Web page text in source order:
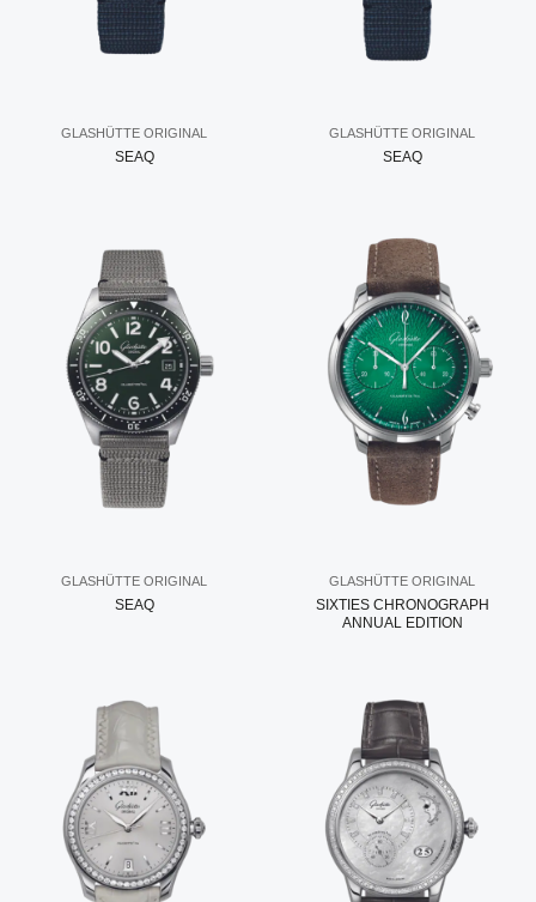
GLASHÜTTE ORIGINAL
SEAQ
GLASHÜTTE ORIGINAL
SEAQ
GLASHÜTTE ORIGINAL
SEAQ
GLASHÜTTE ORIGINAL
SIXTIES CHRONOGRAPH
ANNUAL EDITION